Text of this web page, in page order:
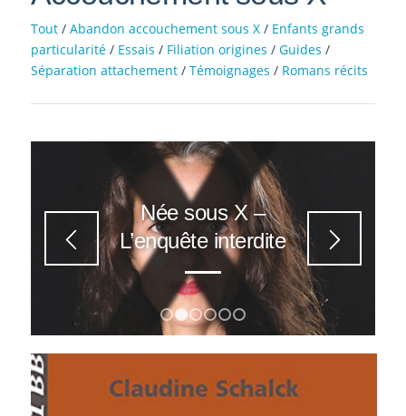
Tout/ Abandon accouchement sous X/ Enfants grands
particularité/ Essais / Filiation origines / Guides /
Séparation attachement/ Témoignages / Romans récits
Née sous X –
L’enquête interdite
2 3 4 5